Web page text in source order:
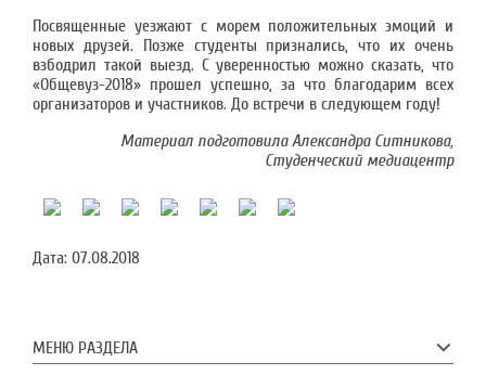
Посвященные уезжают с морем положительных эмоций и
новых друзей. Позже студенты признались, что их очень
взбодрил такой выезд. С уверенностью можно сказать, что
«Общевуз-2018» прошел успешно, за что благодарим всех
организаторов и участников. До встречи в следующем году!
Материал подготовила Александра Ситникова,
Студенческий медиацентр
Дата: 07.08.2018
МЕНЮ РАЗДЕЛА